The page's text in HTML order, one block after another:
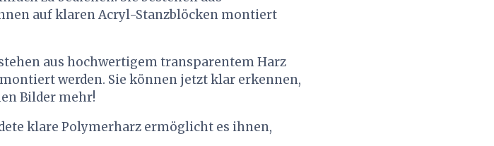
auf klaren Acryl-Stanzblöcken montiert
aus hochwertigem transparentem Harz
werden. Sie können jetzt klar erkennen,
Bilder mehr!
klare Polymerharz ermöglicht es ihnen,